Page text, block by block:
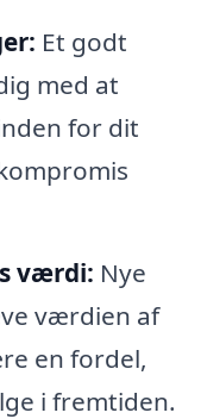
Et godt
med at
for dit
værdi: Nye
værdien af
en fordel,
i fremtiden.